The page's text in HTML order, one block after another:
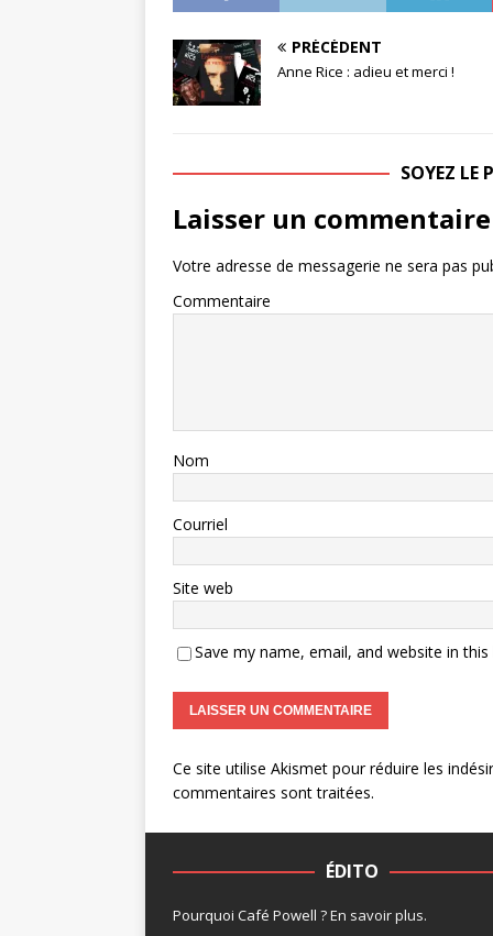
PRÉCÉDENT
Anne Rice : adieu et merci !
SOYEZ LE
Laisser un commentaire
Votre adresse de messagerie ne sera pas
Commentaire
Nom
Courriel
Site web
Save my name, email, and website in
Ce site utilise Akismet pour réduire les
commentaires sont traitées.
ÉDITO
Pourquoi Café Powell ?En savoir plus.